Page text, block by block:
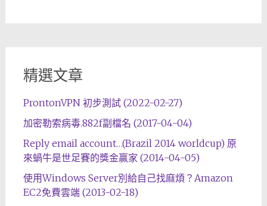
精選文章
ProntonVPN 初步測試 (2022-02-27)
加密勒索病毒.882f副檔名 (2017-04-04)
Reply email account…(Brazil 2014 worldcup) 原
來蝸牛是世足賽的獎金贏家 (2014-04-05)
使用Windows Server別給自己找麻煩？Amazon
EC2免費雲端 (2013-02-18)